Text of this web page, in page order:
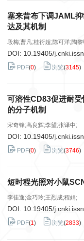
塞来昔布下调JAML
达及其机制
段梅;曹凡;桂衍超;陈可洋;陶
DOI: 10.19405/
PDF(0) 浏览(3145)
可溶性CD83促进耐
的分子机制
宋奇锋;高良辉;李望;张译中;
DOI: 10.19405/
PDF(0) 浏览(3746)
短时程光照对小鼠
李佳逸;金巧玲;王烈成;程娟;
DOI: 10.19405/
PDF(1) 浏览(2833)